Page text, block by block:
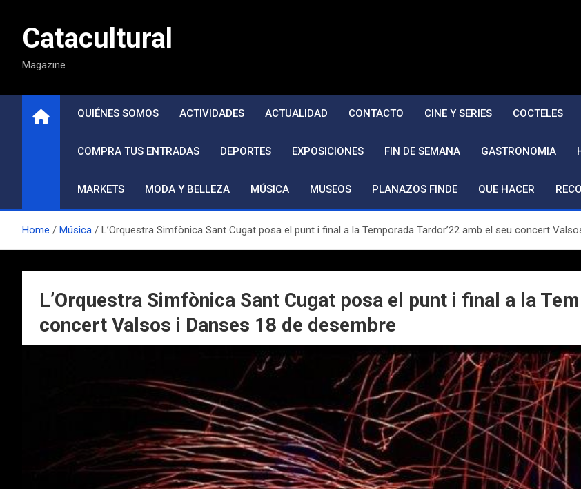
contenidoCatacultural
Magazine
QUIÉNES SOMOS ACTIVIDADES ACTUALIDAD CONTACTO CINE Y SERIES COCTELES
COMPRA TUS ENTRADAS DEPORTES EXPOSICIONES FIN DE SEMANA GASTRONOMIA
MARKETS MODA Y BELLEZA MÚSICA MUSEOS PLANAZOS FINDE QUE HACER
Home Música L’Orquestra Simfònica Sant Cugat posa el punt i final a la Temporada Tardor’22 amb el seu concert
L’Orquestra Simfònica Sant Cugat posa el punt i final a la
concert Valsos i Danses 18 de desembre